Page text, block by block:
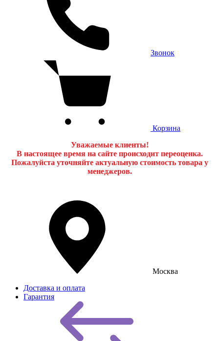
Звонок
Корзина
Уважаемые клиенты!
В настоящее время на сайте происходит переоценка.
Пожалуйста уточняйте актуальную стоимость товара у
менеджеров.
Москва
Доставка и оплата
Гарантия